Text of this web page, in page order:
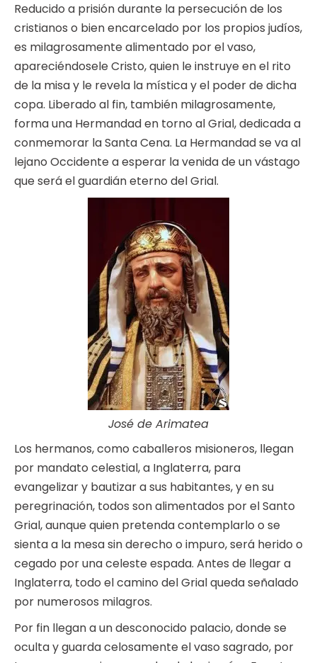
Reducido a prisión durante la persecución de los
cristianos o bien encarcelado por los propios judíos,
es milagrosamente alimentado por el vaso,
apareciéndosele Cristo, quien le instruye en el rito
de la misa y le revela la mística y el poder de dicha
copa. Liberado al fin, también milagrosamente,
forma una Hermandad en torno al Grial, dedicada a
conmemorar la Santa Cena. La Hermandad se va al
lejano Occidente a esperar la venida de un vástago
que será el guardián eterno del Grial.
José de Arimatea
Los hermanos, como caballeros misioneros, llegan
por mandato celestial, a Inglaterra, para
evangelizar y bautizar a sus habitantes, y en su
peregrinación, todos son alimentados por el Santo
Grial, aunque quien pretenda contemplarlo o se
sienta a la mesa sin derecho o impuro, será herido o
cegado por una celeste espada. Antes de llegar a
Inglaterra, todo el camino del Grial queda señalado
por numerosos milagros.
Por fin llegan a un desconocido palacio, donde se
oculta y guarda celosamente el vaso sagrado, por